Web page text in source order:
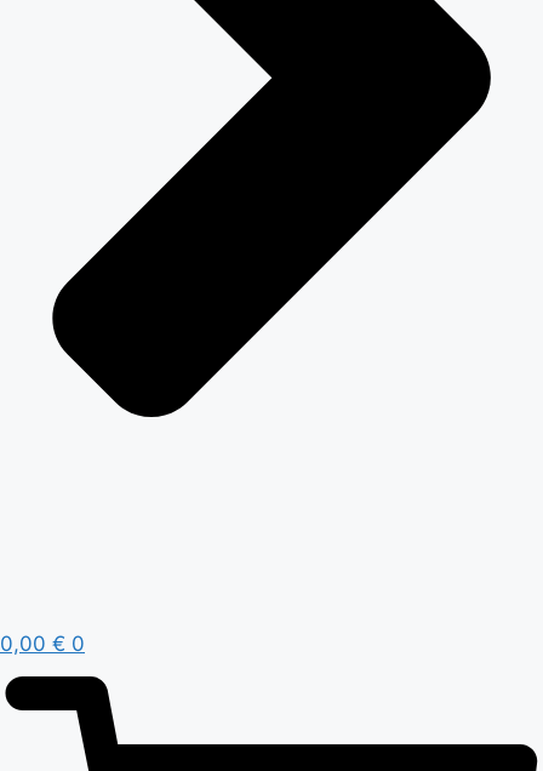
0,00 € 0